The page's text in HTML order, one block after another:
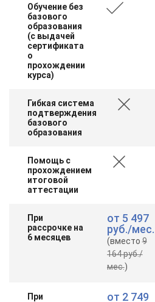
Обучение без
базового
образования
(с выдачей
сертификата
о
прохождении
курса)
Гибкая система
подтверждения
базового
образования
Помощь с
прохождением
итоговой
аттестации
При
рассрочке на
6 месяцев
от 5 497
руб./мес.
(вместо9
164 руб./
мес.)
При
от 2 749